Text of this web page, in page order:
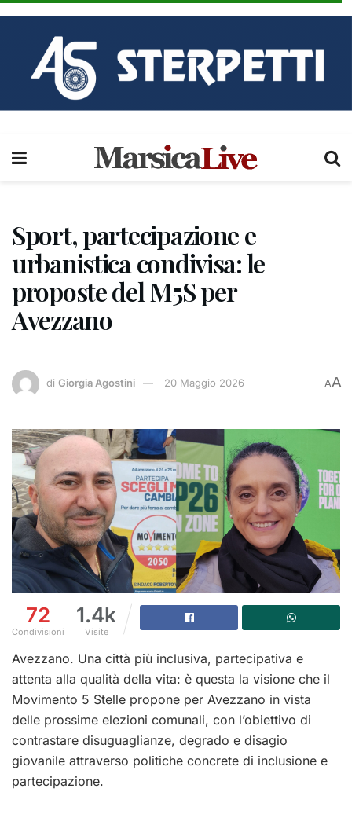
Sport, partecipazione e
urbanistica condivisa: le
proposte del M5S per
Avezzano
di Giorgia Agostini 20 Maggio 2026 AA
72
Condivisioni
1.4k
Visite
Avezzano. Una città più inclusiva, partecipativa e
attenta alla qualità della vita: è questa la visione che il
Movimento 5 Stelle propone per Avezzano in vista
delle prossime elezioni comunali, con l’obiettivo di
contrastare disuguaglianze, degrado e disagio
giovanile attraverso politiche concrete di inclusione e
partecipazione.